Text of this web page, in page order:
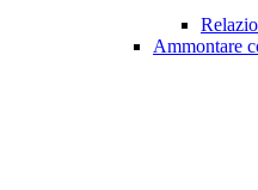
Ammontare